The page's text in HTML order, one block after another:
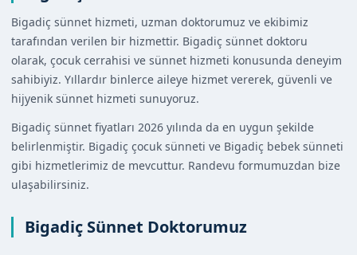
Bigadiç sünnet hizmeti, uzman doktorumuz ve ekibimiz
tarafından verilen bir hizmettir. Bigadiç sünnet doktoru
olarak, çocuk cerrahisi ve sünnet hizmeti konusunda deneyim
sahibiyiz. Yıllardır binlerce aileye hizmet vererek, güvenli ve
hijyenik sünnet hizmeti sunuyoruz.
Bigadiç sünnet fiyatları 2026 yılında da en uygun şekilde
belirlenmiştir. Bigadiç çocuk sünneti ve Bigadiç bebek sünneti
gibi hizmetlerimiz de mevcuttur. Randevu formumuzdan bize
ulaşabilirsiniz.
Bigadiç Sünnet Doktorumuz